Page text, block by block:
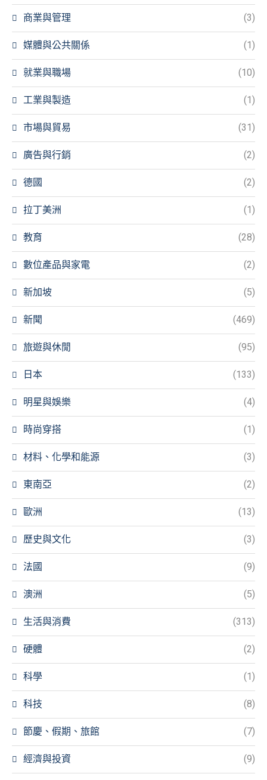
商業與管理 (3)
媒體與公共關係 (1)
就業與職場 (10)
工業與製造 (1)
市場與貿易 (31)
廣告與行銷 (2)
德國 (2)
拉丁美洲 (1)
教育 (28)
數位產品與家電 (2)
新加坡 (5)
新聞 (469)
旅遊與休閒 (95)
日本 (133)
明星與娛樂 (4)
時尚穿搭 (1)
材料、化學和能源 (3)
東南亞 (2)
歐洲 (13)
歷史與文化 (3)
法國 (9)
澳洲 (5)
生活與消費 (313)
硬體 (2)
科學 (1)
科技 (8)
節慶、假期、旅館 (7)
經濟與投資 (9)